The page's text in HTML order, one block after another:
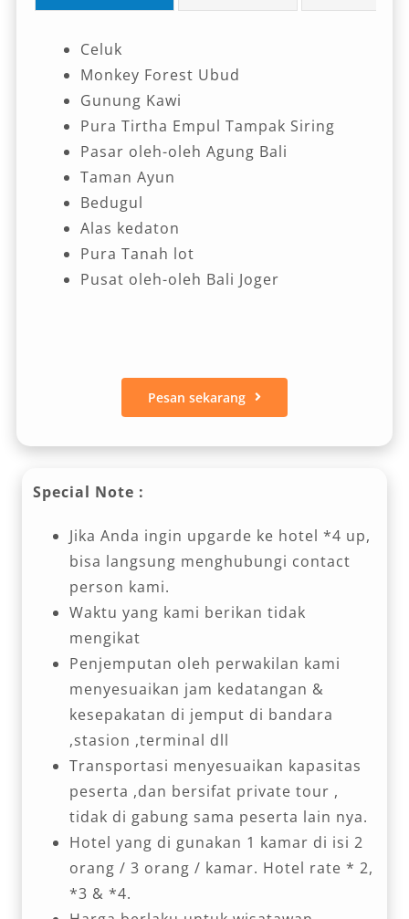
Celuk
Monkey Forest Ubud
Gunung Kawi
Pura Tirtha Empul Tampak Siring
Pasar oleh-oleh Agung Bali
Taman Ayun
Bedugul
Alas kedaton
Pura Tanah lot
Pusat oleh-oleh Bali Joger
Pesan sekarang
Special Note :
Jika Anda ingin upgarde ke hotel *4 up,
bisa langsung menghubungi contact
person kami.
Waktu yang kami berikan tidak
mengikat
Penjemputan oleh perwakilan kami
menyesuaikan jam kedatangan &
kesepakatan di jemput di bandara
,stasion ,terminal dll
Transportasi menyesuaikan kapasitas
peserta ,dan bersifat private tour ,
tidak di gabung sama peserta lain nya.
Hotel yang di gunakan 1 kamar di isi 2
orang / 3 orang / kamar. Hotel rate * 2,
*3 & *4.